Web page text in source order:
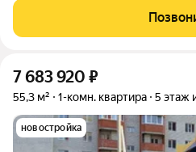
Вашу недвижимость под
отделкой, поквартирное
7 683 920 ₽
55,3 м² 1-комн. квартира 5 этаж
новостройка